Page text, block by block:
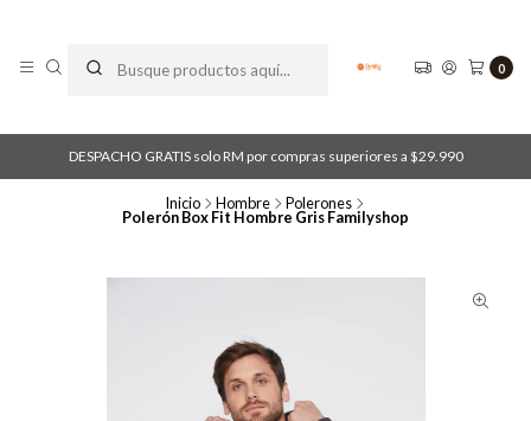
0
DESPACHO GRATIS solo RM por compras superiores a $29.990
Inicio Hombre Polerones
Polerón Box Fit Hombre Gris Familyshop